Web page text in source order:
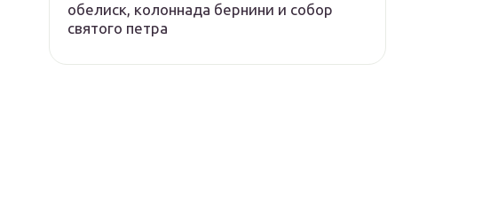
обелиск, колоннада бернини и собор
святого петра